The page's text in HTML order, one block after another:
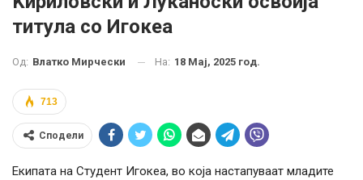
титула со Игокеа
Од: Влатко Мирчески На: 18 Мај, 2025 год.
713
Сподели
Екипата на Студент Игокеа, во која настапуваат младите